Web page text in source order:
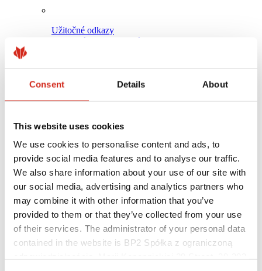
Consent Details About
This website uses cookies
We use cookies to personalise content and ads, to
provide social media features and to analyse our traffic.
We also share information about your use of our site with
our social media, advertising and analytics partners who
may combine it with other information that you’ve
provided to them or that they’ve collected from your use
of their services. The administrator of your personal data
contained in the website is BP2 Spółka z ograniczoną
Užitočné odkazy
Nátery, farby a záruky
Nájsť zhotoviteľa
Pre profesionálov